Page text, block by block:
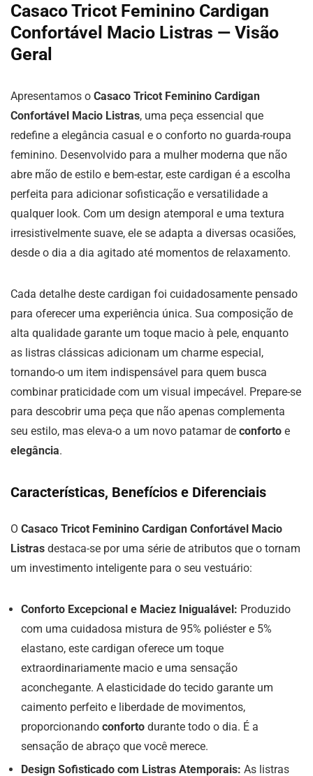
Casaco Tricot Feminino Cardigan
Confortável Macio Listras — Visão
Geral
Apresentamos o Casaco Tricot Feminino Cardigan
Confortável Macio Listras, uma peça essencial que
redefine a elegância casual e o conforto no guarda-roupa
feminino. Desenvolvido para a mulher moderna que não
abre mão de estilo e bem-estar, este cardigan é a escolha
perfeita para adicionar sofisticação e versatilidade a
qualquer look. Com um design atemporal e uma textura
irresistivelmente suave, ele se adapta a diversas ocasiões,
desde o dia a dia agitado até momentos de relaxamento.
Cada detalhe deste cardigan foi cuidadosamente pensado
para oferecer uma experiência única. Sua composição de
alta qualidade garante um toque macio à pele, enquanto
as listras clássicas adicionam um charme especial,
tornando-o um item indispensável para quem busca
combinar praticidade com um visual impecável. Prepare-se
para descobrir uma peça que não apenas complementa
seu estilo, mas eleva-o a um novo patamar de conforto e
elegância.
Características, Benefícios e Diferenciais
O Casaco Tricot Feminino Cardigan Confortável Macio
Listras destaca-se por uma série de atributos que o tornam
um investimento inteligente para o seu vestuário:
Conforto Excepcional e Maciez Inigualável: Produzido
com uma cuidadosa mistura de 95% poliéster e 5%
elastano, este cardigan oferece um toque
extraordinariamente macio e uma sensação
aconchegante. A elasticidade do tecido garante um
caimento perfeito e liberdade de movimentos,
proporcionando conforto durante todo o dia. É a
sensação de abraço que você merece.
Design Sofisticado com Listras Atemporais: As listras